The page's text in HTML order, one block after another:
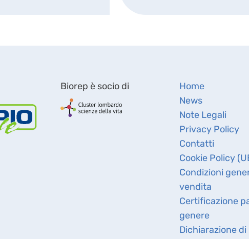
Biorep è socio di
Home
News
Note Legali
Privacy Policy
Contatti
Cookie Policy
Condizioni
vendita
Certificazione
genere
Dichiarazione di